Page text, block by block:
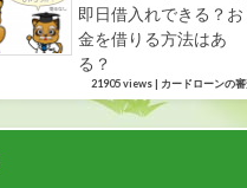
即日借入れできる？お
金を借りる方法はあ
る？
21905 views| カードローンの